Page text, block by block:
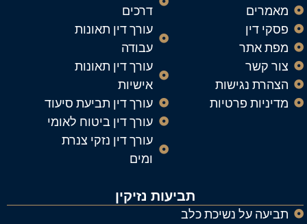
מאמרים
פסקי דין
מפת אתר
צור קשר
הצהרת נגישות
מדיניות פרטיות
דרכים
עורך דין תאונות
עבודה
עורך דין תאונות
אישיות
עורך דין תביעת סיעוד
עורך דין ביטוח לאומי
עורך דין נזקי צנרת
ומים
תביעות נזיקין
תביעה על נשיכת כלב